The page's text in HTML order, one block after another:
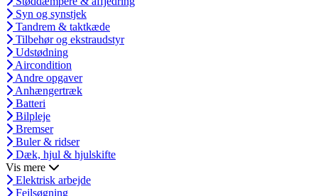
Syn og synstjek
Tandrem & taktkæde
Tilbehør og ekstraudstyr
Udstødning
Aircondition
Andre opgaver
Anhængertræk
Batteri
Bilpleje
Bremser
Buler & ridser
Dæk, hjul & hjulskifte
Vis mere
Elektrisk arbejde
Fejlsøgning